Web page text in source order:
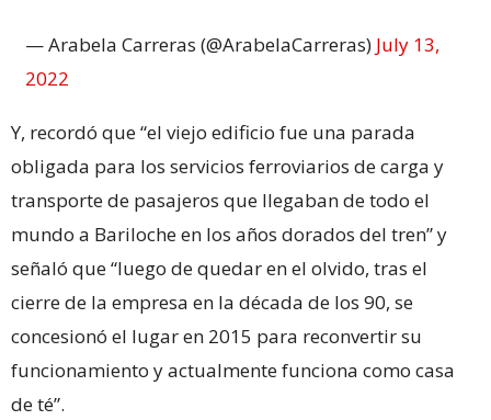
— Arabela Carreras (@ArabelaCarreras) July 13,
2022
Y, recordó que “el viejo edificio fue una parada
obligada para los servicios ferroviarios de carga y
transporte de pasajeros que llegaban de todo el
mundo a Bariloche en los años dorados del tren” y
señaló que “luego de quedar en el olvido, tras el
cierre de la empresa en la década de los 90, se
concesionó el lugar en 2015 para reconvertir su
funcionamiento y actualmente funciona como casa
de té”.